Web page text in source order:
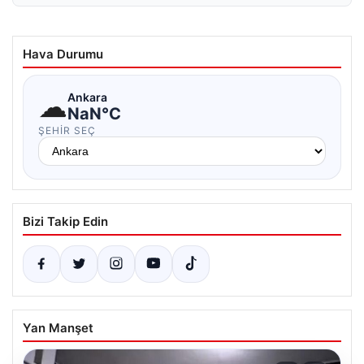
Hava Durumu
☁Ankara
NaN°C
ŞEHIR SEÇ
Bizi Takip Edin
Yan Manşet